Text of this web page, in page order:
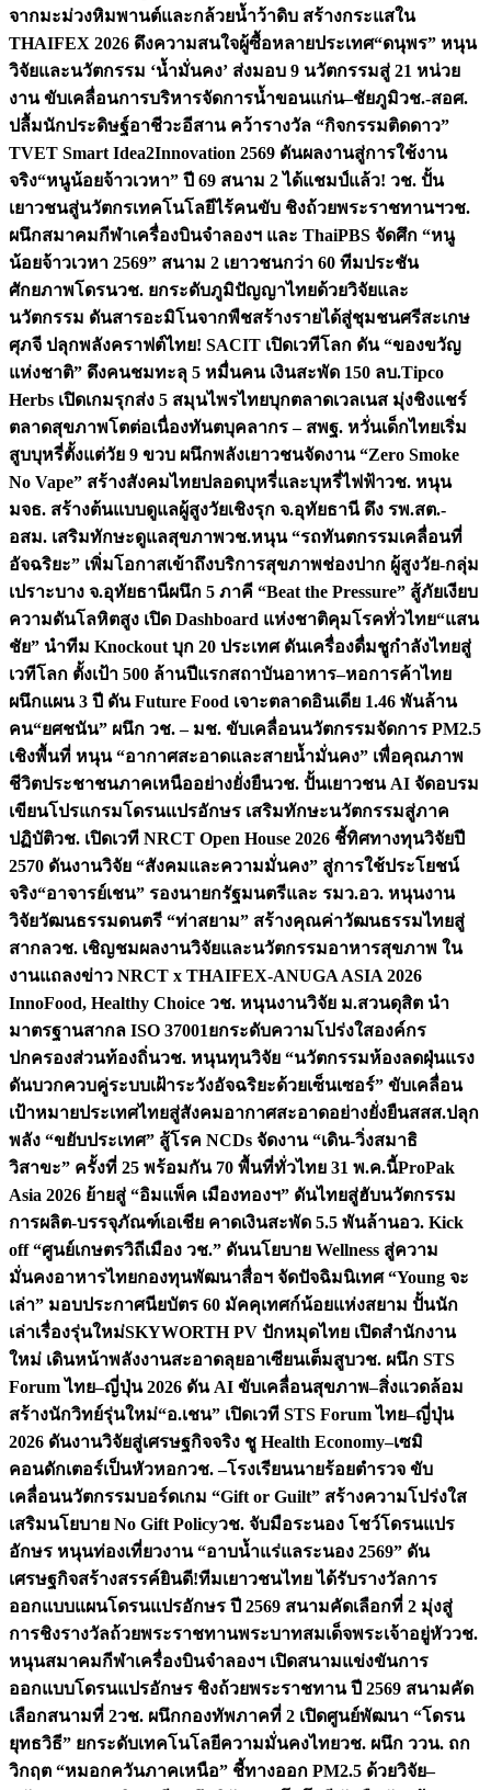
จากมะม่วงหิมพานต์และกล้วยน้ำว้าดิบ สร้างกระแสใน
THAIFEX 2026 ดึงความสนใจผู้ซื้อหลายประเทศ“ดนุพร” หนุน
วิจัยและนวัตกรรม ‘น้ำมั่นคง’ ส่งมอบ 9 นวัตกรรมสู่ 21 หน่วย
งาน ขับเคลื่อนการบริหารจัดการน้ำขอนแก่น–ชัยภูมิวช.-สอศ.
ปลื้มนักประดิษฐ์อาชีวะอีสาน คว้ารางวัล “กิจกรรมติดดาว”
TVET Smart Idea2Innovation 2569 ดันผลงานสู่การใช้งาน
จริง“หนูน้อยจ้าวเวหา” ปี 69 สนาม 2 ได้แชมป์แล้ว! วช. ปั้น
เยาวชนสู่นวัตกรเทคโนโลยีไร้คนขับ ชิงถ้วยพระราชทานฯวช.
ผนึกสมาคมกีฬาเครื่องบินจำลองฯ และ ThaiPBS จัดศึก “หนู
น้อยจ้าวเวหา 2569” สนาม 2 เยาวชนกว่า 60 ทีมประชัน
ศักยภาพโดรนวช. ยกระดับภูมิปัญญาไทยด้วยวิจัยและ
นวัตกรรม ดันสารอะมิโนจากพืชสร้างรายได้สู่ชุมชนศรีสะเกษ
ศุภจี ปลุกพลังคราฟต์ไทย! SACIT เปิดเวทีโลก ดัน “ของขวัญ
แห่งชาติ” ดึงคนชมทะลุ 5 หมื่นคน เงินสะพัด 150 ลบ.Tipco
Herbs เปิดเกมรุกส่ง 5 สมุนไพรไทยบุกตลาดเวลเนส มุ่งชิงแชร์
ตลาดสุขภาพโตต่อเนื่องทันตบุคลากร – สพฐ. หวั่นเด็กไทยเริ่ม
สูบบุหรี่ตั้งแต่วัย 9 ขวบ ผนึกพลังเยาวชนจัดงาน “Zero Smoke
No Vape” สร้างสังคมไทยปลอดบุหรี่และบุหรี่ไฟฟ้าวช. หนุน
มจธ. สร้างต้นแบบดูแลผู้สูงวัยเชิงรุก จ.อุทัยธานี ดึง รพ.สต.-
อสม. เสริมทักษะดูแลสุขภาพวช.หนุน “รถทันตกรรมเคลื่อนที่
อัจฉริยะ” เพิ่มโอกาสเข้าถึงบริการสุขภาพช่องปาก ผู้สูงวัย-กลุ่ม
เปราะบาง จ.อุทัยธานีผนึก 5 ภาคี “Beat the Pressure” สู้ภัยเงียบ
ความดันโลหิตสูง เปิด Dashboard แห่งชาติคุมโรคทั่วไทย“แสน
ชัย” นำทีม Knockout บุก 20 ประเทศ ดันเครื่องดื่มชูกำลังไทยสู่
เวทีโลก ตั้งเป้า 500 ล้านปีแรกสถาบันอาหาร–หอการค้าไทย
ผนึกแผน 3 ปี ดัน Future Food เจาะตลาดอินเดีย 1.46 พันล้าน
คน“ยศชนัน” ผนึก วช. – มช. ขับเคลื่อนนวัตกรรมจัดการ PM2.5
เชิงพื้นที่ หนุน “อากาศสะอาดและสายน้ำมั่นคง” เพื่อคุณภาพ
ชีวิตประชาชนภาคเหนืออย่างยั่งยืนวช. ปั้นเยาวชน AI จัดอบรม
เขียนโปรแกรมโดรนแปรอักษร เสริมทักษะนวัตกรรมสู่ภาค
ปฏิบัติวช. เปิดเวที NRCT Open House 2026 ชี้ทิศทางทุนวิจัยปี
2570 ดันงานวิจัย “สังคมและความมั่นคง” สู่การใช้ประโยชน์
จริง“อาจารย์เชน” รองนายกรัฐมนตรีและ รมว.อว. หนุนงาน
วิจัยวัฒนธรรมดนตรี “ท่าสยาม” สร้างคุณค่าวัฒนธรรมไทยสู่
สากลวช. เชิญชมผลงานวิจัยและนวัตกรรมอาหารสุขภาพ ใน
งานแถลงข่าว NRCT x THAIFEX-ANUGA ASIA 2026
InnoFood, Healthy Choice วช. หนุนงานวิจัย ม.สวนดุสิต นำ
มาตรฐานสากล ISO 37001ยกระดับความโปร่งใสองค์กร
ปกครองส่วนท้องถิ่นวช. หนุนทุนวิจัย “นวัตกรรมห้องลดฝุ่นแรง
ดันบวกควบคู่ระบบเฝ้าระวังอัจฉริยะด้วยเซ็นเซอร์” ขับเคลื่อน
เป้าหมายประเทศไทยสู่สังคมอากาศสะอาดอย่างยั่งยืนสสส.ปลุก
พลัง “ขยับประเทศ” สู้โรค NCDs จัดงาน “เดิน-วิ่งสมาธิ
วิสาขะ” ครั้งที่ 25 พร้อมกัน 70 พื้นที่ทั่วไทย 31 พ.ค.นี้ProPak
Asia 2026 ย้ายสู่ “อิมแพ็ค เมืองทองฯ” ดันไทยสู่ฮับนวัตกรรม
การผลิต-บรรจุภัณฑ์เอเชีย คาดเงินสะพัด 5.5 พันล้านอว. Kick
off “ศูนย์เกษตรวิถีเมือง วช.” ดันนโยบาย Wellness สู่ความ
มั่นคงอาหารไทยกองทุนพัฒนาสื่อฯ จัดปัจฉิมนิเทศ “Young จะ
เล่า” มอบประกาศนียบัตร 60 มัคคุเทศก์น้อยแห่งสยาม ปั้นนัก
เล่าเรื่องรุ่นใหม่SKYWORTH PV ปักหมุดไทย เปิดสำนักงาน
ใหม่ เดินหน้าพลังงานสะอาดลุยอาเซียนเต็มสูบวช. ผนึก STS
Forum ไทย–ญี่ปุ่น 2026 ดัน AI ขับเคลื่อนสุขภาพ–สิ่งแวดล้อม
สร้างนักวิทย์รุ่นใหม่“อ.เชน” เปิดเวที STS Forum ไทย–ญี่ปุ่น
2026 ดันงานวิจัยสู่เศรษฐกิจจริง ชู Health Economy–เซมิ
คอนดักเตอร์เป็นหัวหอกวช. –โรงเรียนนายร้อยตำรวจ ขับ
เคลื่อนนวัตกรรมบอร์ดเกม “Gift or Guilt” สร้างความโปร่งใส
เสริมนโยบาย No Gift Policyวช. จับมือระนอง โชว์โดรนแปร
อักษร หนุนท่องเที่ยวงาน “อาบน้ำแร่แลระนอง 2569” ดัน
เศรษฐกิจสร้างสรรค์ยินดี!ทีมเยาวชนไทย ได้รับรางวัลการ
ออกแบบแผนโดรนแปรอักษร ปี 2569 สนามคัดเลือกที่ 2 มุ่งสู่
การชิงรางวัลถ้วยพระราชทานพระบาทสมเด็จพระเจ้าอยู่หัววช.
หนุนสมาคมกีฬาเครื่องบินจำลองฯ เปิดสนามแข่งขันการ
ออกแบบโดรนแปรอักษร ชิงถ้วยพระราชทาน ปี 2569 สนามคัด
เลือกสนามที่ 2วช. ผนึกกองทัพภาคที่ 2 เปิดศูนย์พัฒนา “โดรน
ยุทธวิธี” ยกระดับเทคโนโลยีความมั่นคงไทยวช. ผนึก ววน. ถก
วิกฤต “หมอกควันภาคเหนือ” ชี้ทางออก PM2.5 ด้วยวิจัย–